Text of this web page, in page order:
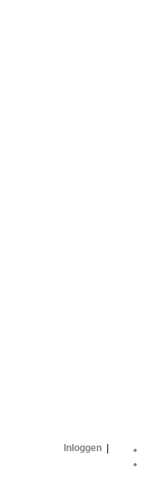
Inloggen